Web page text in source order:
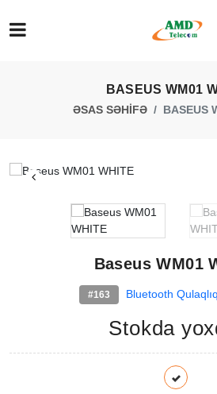
BASEUS WM01
ƏSAS SƏHİFƏ BASEUS
Baseus WM01
#163 Bluetooth
Stokda